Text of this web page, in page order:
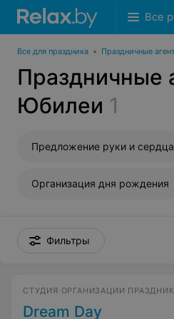
Все
Все для праздника • Праздничные
Праздничные
Юбилеи 1
Предложение руки и сердца
Организация дня рождения
Фильтры
СТУДИЯ ОРГАНИЗАЦИИ
Dream Day